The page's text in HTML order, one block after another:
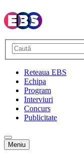
Reteaua EBS
Echipa
Program
Interviuri
Concurs
Publicitate
Meniu